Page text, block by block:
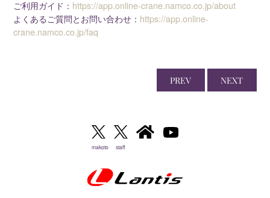
ご利用ガイド： https://app.online-crane.namco.co.jp/about
よくあるご質問とお問い合わせ： https://app.online-
crane.namco.co.jp/faq
PREV NEXT
makoto staff